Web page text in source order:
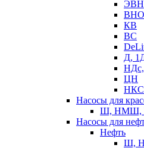
ЭВН
ВНО
КВ
ВС
Д,
ЦН
Насосы для
Ш, НМШ,
Насосы для
Нефть
Ш,